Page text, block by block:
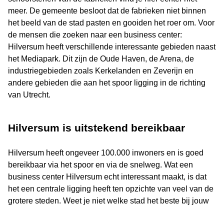
meer. De gemeente besloot dat de fabrieken niet binnen
het beeld van de stad pasten en gooiden het roer om. Voor
de mensen die zoeken naar een business center:
Hilversum heeft verschillende interessante gebieden naast
het Mediapark. Dit zijn de Oude Haven, de Arena, de
industriegebieden zoals Kerkelanden en Zeverijn en
andere gebieden die aan het spoor ligging in de richting
van Utrecht.
Hilversum is uitstekend bereikbaar
Hilversum heeft ongeveer 100.000 inwoners en is goed
bereikbaar via het spoor en via de snelweg. Wat een
business center Hilversum echt interessant maakt, is dat
het een centrale ligging heeft ten opzichte van veel van de
grotere steden. Weet je niet welke stad het beste bij jouw